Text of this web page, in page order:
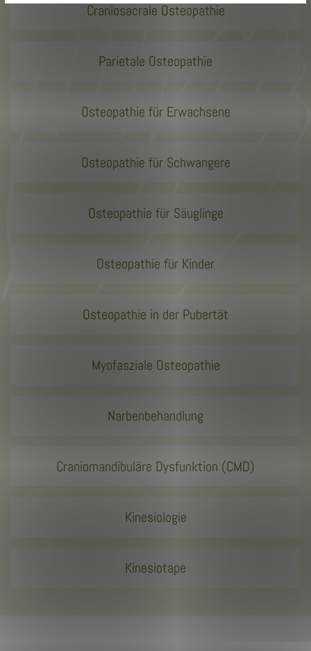
Craniosacrale Osteopathie
Parietale Osteopathie
Osteopathie für Erwachsene
Osteopathie für Schwangere
Osteopathie für Säuglinge
Osteopathie für Kinder
Osteopathie in der Pubertät
Myofasziale Osteopathie
Narbenbehandlung
Craniomandibuläre Dysfunktion (CMD)
Kinesiologie
Kinesiotape